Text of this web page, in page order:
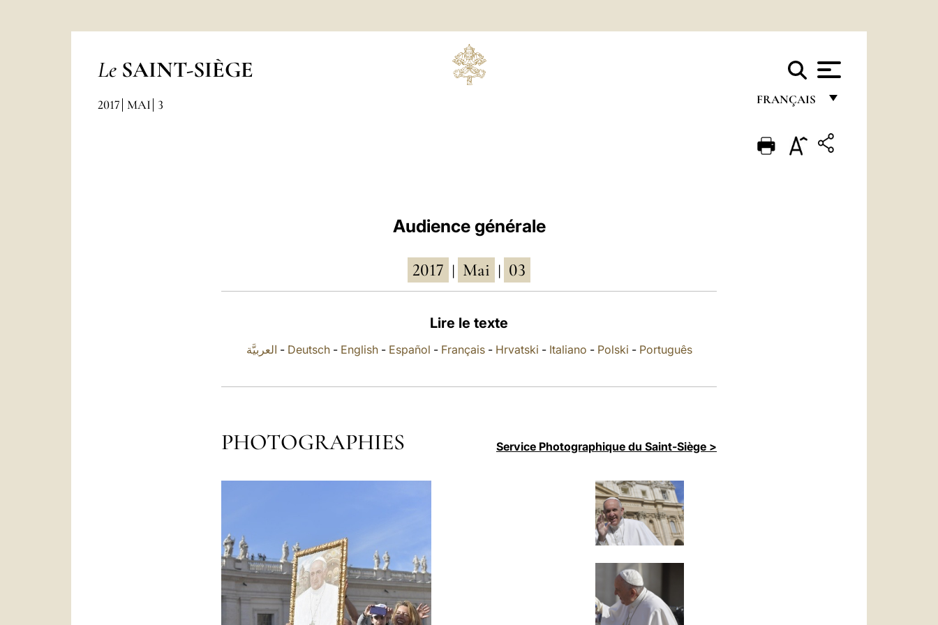
Le SAINT-SIÈGE
FRANÇAIS
ENGLISH
2017 MAI 3
Audience générale
2017 Mai 03
Lire le texte
العربيَّة - Deutsch- English- Español - Français- Hrvatski - Italiano - Polski - Português
PHOTOGRAPHIES Service Photographique du Saint-Siège >